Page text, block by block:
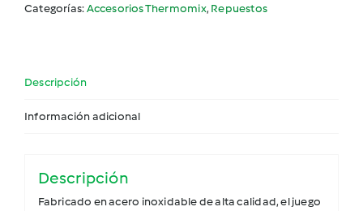
Categorías:Accesorios Thermomix, Repuestos
Descripción
Información adicional
Descripción
Fabricado en acero inoxidable de alta calidad, el juego